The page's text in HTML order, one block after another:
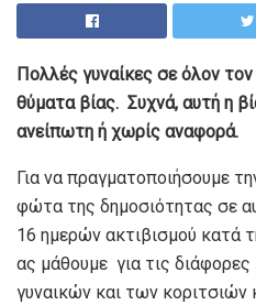
Πολλές γυναίκες σε όλον
θύματα βίας. Συχνά, αυτή η
ανείπωτη ή χωρίς αναφορά.
Για να πραγματοποιήσουμε
φώτα της δημοσιότητας σε
16 ημερών ακτιβισμού κατά
ας μάθουμε για τις
γυναικών και των κοριτσιών